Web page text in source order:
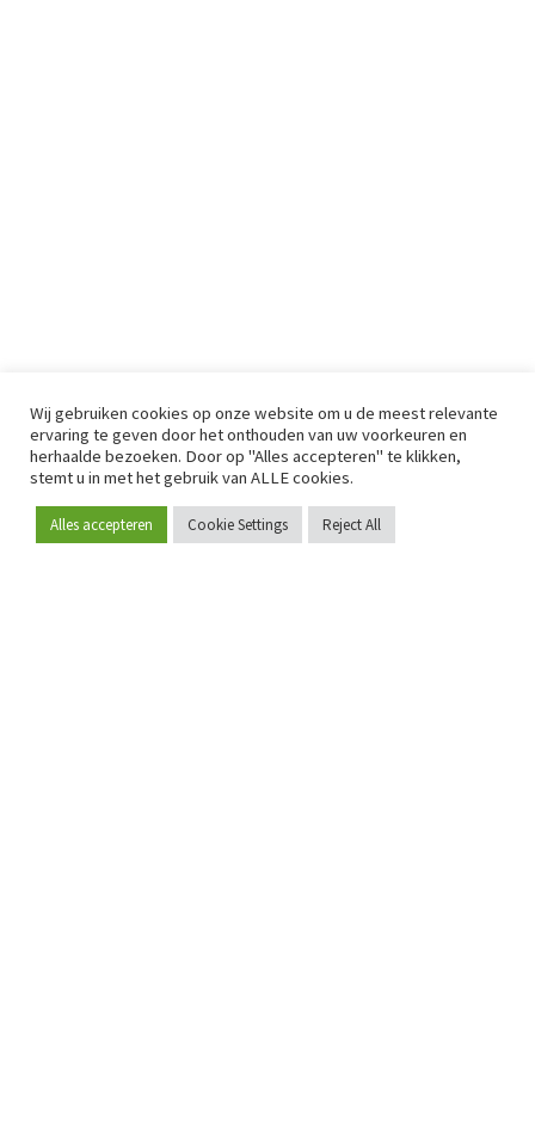
Word lid
Wij gebruiken cookies op onze website om u de meest relevante
ervaring te geven door het onthouden van uw voorkeuren en
herhaalde bezoeken. Door op "Alles accepteren" te klikken,
stemt u in met het gebruik van ALLE cookies.
Alles accepteren Cookie Settings Reject All